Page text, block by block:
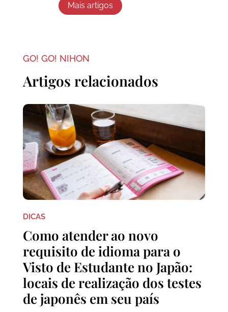
Mais artigos
GO! GO! NIHON
Artigos relacionados
DICAS
Como atender ao novo
requisito de idioma para o
Visto de Estudante no Japão:
locais de realização dos testes
de japonês em seu país